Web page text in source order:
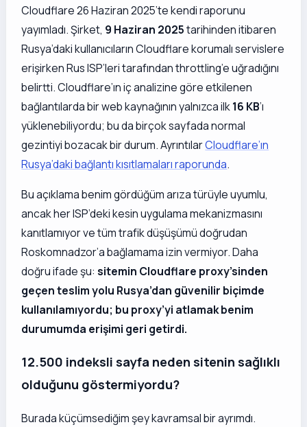
Cloudflare 26 Haziran 2025’te kendi raporunu
yayımladı. Şirket, 9 Haziran 2025tarihinden itibaren
Rusya’daki kullanıcıların Cloudflare korumalı servislere
erişirken Rus ISP’leri tarafından throttling’e uğradığını
belirtti. Cloudflare’ın iç analizine göre etkilenen
bağlantılarda bir web kaynağının yalnızca ilk16 KB’ı
yüklenebiliyordu; bu da birçok sayfada normal
gezintiyi bozacak bir durum. AyrıntılarCloudflare’ın
Rusya’daki bağlantı kısıtlamaları raporunda.
Bu açıklama benim gördüğüm arıza türüyle uyumlu,
ancak her ISP’deki kesin uygulama mekanizmasını
kanıtlamıyor ve tüm trafik düşüşümü doğrudan
Roskomnadzor’a bağlamama izin vermiyor. Daha
doğru ifade şu:sitemin Cloudflare proxy’sinden
geçen teslim yolu Rusya’dan güvenilir biçimde
kullanılamıyordu; bu proxy’yi atlamak benim
durumumda erişimi geri getirdi.
12.500 indeksli sayfa neden sitenin sağlıklı
olduğunu göstermiyordu?
Burada küçümsediğim şey kavramsal bir ayrımdı.